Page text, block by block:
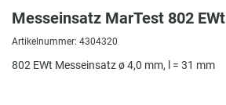
Messeinsatz MarTest 802 EWt
Artikelnummer: 4304320
802 EWt Messeinsatz ø 4,0 mm, l = 31 mm